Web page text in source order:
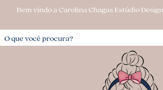
Bem vindo a Carolina Chagas Estúdio